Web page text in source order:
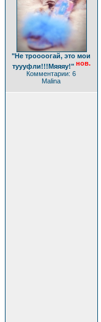
"Не троооогай, это мои
туууфли!!!Мяяяу!" нов.
Комментарии: 6
Malina